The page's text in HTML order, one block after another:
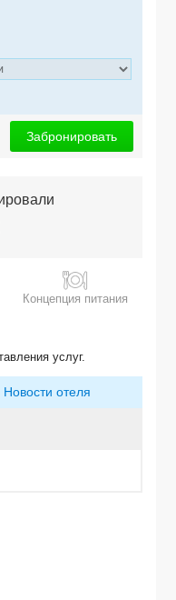
Забронировать
Концепция питания
услуг.
Новости отеля